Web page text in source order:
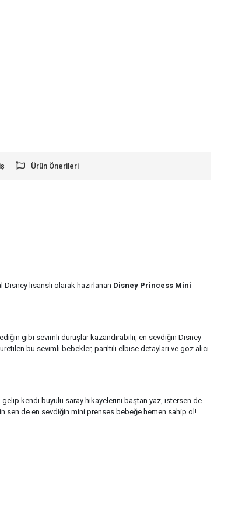
Ürün Önerileri
Disney lisanslı olarak hazırlanan Disney Princess Mini
gibi sevimli duruşlar kazandırabilir, en sevdiğin Disney
bu sevimli bebekler, parıltılı elbise detayları ve göz alıcı
gelip kendi büyülü saray hikayelerini baştan yaz, istersen de
sen de en sevdiğin mini prenses bebeğe hemen sahip ol!